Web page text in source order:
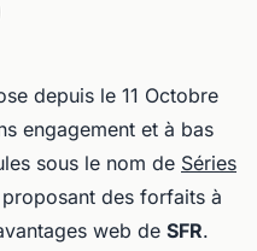
depuis le 11 Octobre
engagement et à bas
sous le nom de Séries
des forfaits à
web de SFR.